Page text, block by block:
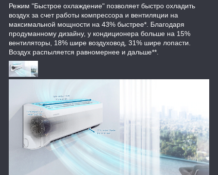
Режим "Быстрое охлаждение" позволяет быстро охладить
воздух за счет работы компрессора и вентиляции на
максимальной мощности на 43% быстрее*. Благодаря
продуманному дизайну, у кондиционера больше на 15%
вентиляторы, 18% шире воздуховод, 31% шире лопасти.
Воздух распыляется равномернее и дальше**.